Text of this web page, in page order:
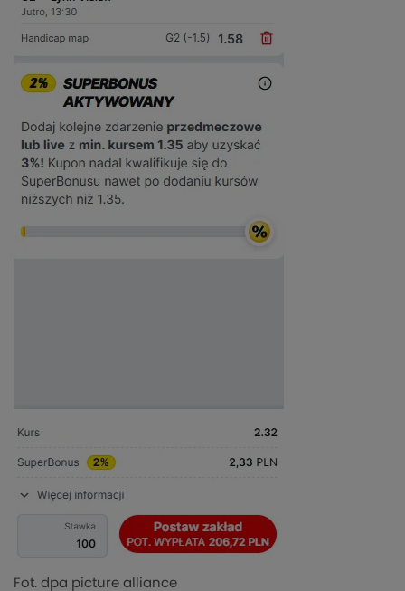
Fot. dpa picture alliance